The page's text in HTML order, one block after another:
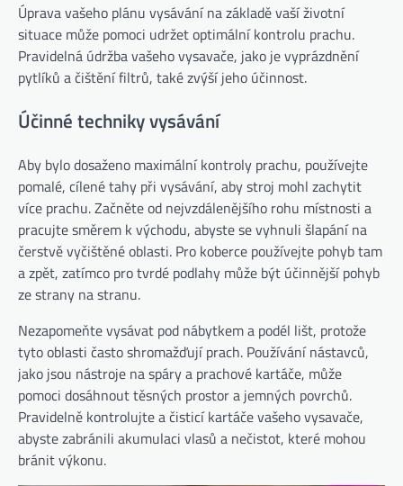
Úprava vašeho plánu vysávání na základě vaší životní
situace může pomoci udržet optimální kontrolu prachu.
Pravidelná údržba vašeho vysavače, jako je vyprázdnění
pytlíků a čištění filtrů, také zvýší jeho účinnost.
Účinné techniky vysávání
Aby bylo dosaženo maximální kontroly prachu, používejte
pomalé, cílené tahy při vysávání, aby stroj mohl zachytit
více prachu. Začněte od nejvzdálenějšího rohu místnosti a
pracujte směrem k východu, abyste se vyhnuli šlapání na
čerstvě vyčištěné oblasti. Pro koberce používejte pohyb tam
a zpět, zatímco pro tvrdé podlahy může být účinnější pohyb
ze strany na stranu.
Nezapomeňte vysávat pod nábytkem a podél lišt, protože
tyto oblasti často shromažďují prach. Používání nástavců,
jako jsou nástroje na spáry a prachové kartáče, může
pomoci dosáhnout těsných prostor a jemných povrchů.
Pravidelně kontrolujte a čisticí kartáče vašeho vysavače,
abyste zabránili akumulaci vlasů a nečistot, které mohou
bránit výkonu.